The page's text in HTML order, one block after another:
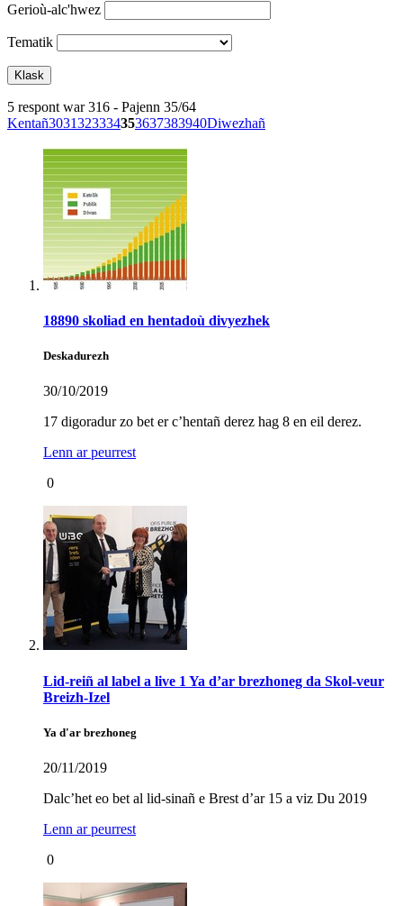
Gerioù-alc'hwez
Tematik
5 respont war 316 - Pajenn 35/64
Kentañ3031323334353637383940Diwezhañ
18890 skoliad en hentadoù divyezhek
Deskadurezh
30/10/2019
17 digoradur zo bet er c’hentañ derez hag 8 en eil derez.
Lenn ar peurrest
0
Lid-reiñ al label a live 1 Ya d’ar brezhoneg da Skol-veur
Breizh-Izel
Ya d'ar brezhoneg
20/11/2019
Dalc’het eo bet al lid-sinañ e Brest d’ar 15 a viz Du 2019
Lenn ar peurrest
0